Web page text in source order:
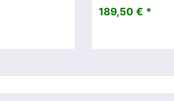
189,50 € *